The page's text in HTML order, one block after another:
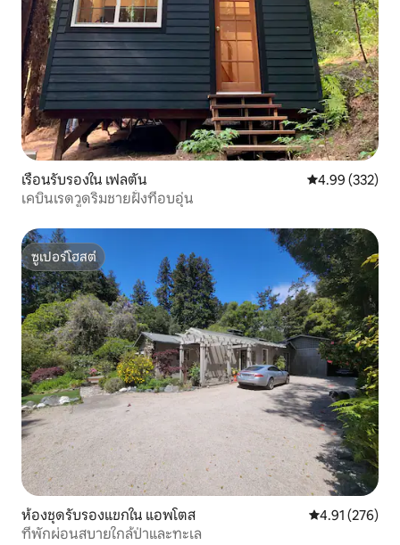
เรือนรับรองใน เฟลตัน คะแนนเฉลี่ย
4.99 (332)
เคบินเรดวูดริมชายฝั่งที่อบอุ่น
ซูเปอร์โฮสต์
ซูเปอร์โฮสต์
ห้องชุดรับรองแขกใน แอพโตส คะแนนเฉลี่ย
4.91 (276)
ที่พักผ่อนสบายใกล้ป่าและทะเล